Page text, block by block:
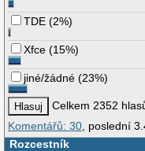
TDE (2%)
Xfce (15%)
jiné/žádné (23%)
Celkem 2352
Komentářů: 30 , poslední
Rozcestník